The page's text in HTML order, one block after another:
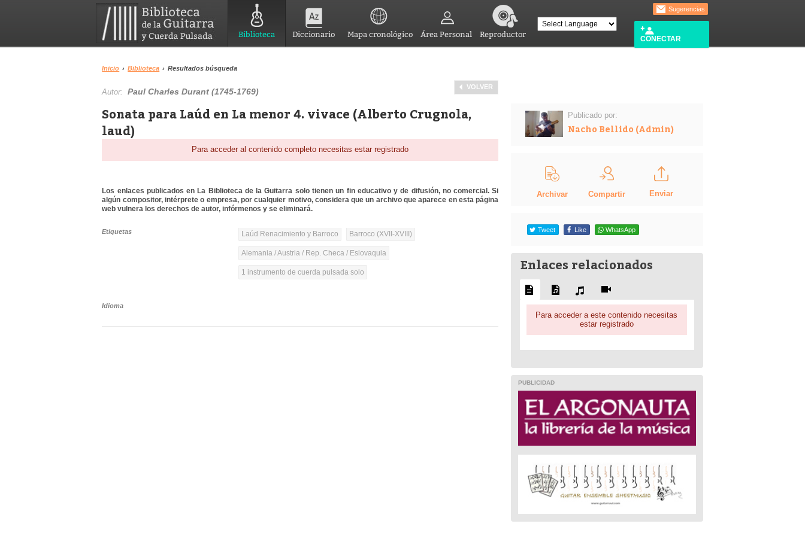
Biblioteca Diccionario Mapa cronológico Área Personal Reproductor
Sugerencias
CONECTAR
Inicio › Biblioteca › Resultados búsqueda
VOLVER
Autor:Paul Charles Durant (1745-1769)
Sonata para Laúd en La menor 4. vivace (Alberto Crugnola,
laud)
Para acceder al contenido completo necesitas estar registrado
Los enlaces publicados en La Biblioteca de la Guitarra solo tienen un fin educativo y de difusión, no comercial. Si
algún compositor, intérprete o empresa, por cualquier motivo, considera que un archivo que aparece en esta página
web vulnera los derechos de autor, infórmenos y se eliminará.
Etiquetas Laúd Renacimiento y Barroco Barroco (XVII-XVIII)
Alemania / Austria / Rep. Checa / Eslovaquia
1 instrumento de cuerda pulsada solo
Idioma
Publicado por:
Nacho Bellido (Admin)
Archivar Compartir Enviar
Tweet Like WhatsApp
Enlaces relacionados
Para acceder a este contenido necesitas
estar registrado
PUBLICIDAD